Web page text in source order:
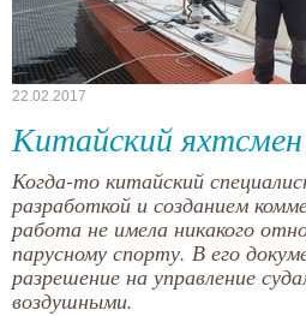
22.02.2017
Китайский
Когда-то китайский
разработкой и созданием
работа не имела никакого
парусному спорту. В его
разрешение на управление
воздушными.